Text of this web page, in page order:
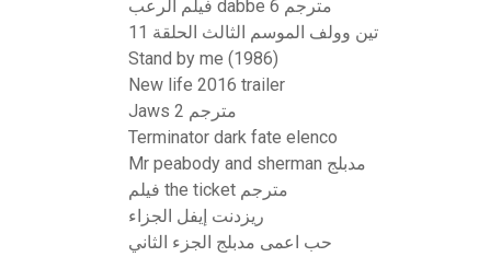
فيلم الرعب dabbe 6 مترجم
تين وولف الموسم الثالث الحلقة 11
Stand by me (1986)
New life 2016 trailer
Jaws 2 مترجم
Terminator dark fate elenco
Mr peabody and sherman مدبلج
فيلم the ticket مترجم
ريزدنت إيفل الجزاء
حب اعمى مدبلج الجزء الثاني